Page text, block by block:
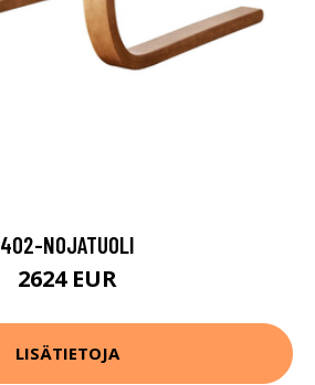
402-NOJATUOLI
2624 EUR
LISÄTIETOJA